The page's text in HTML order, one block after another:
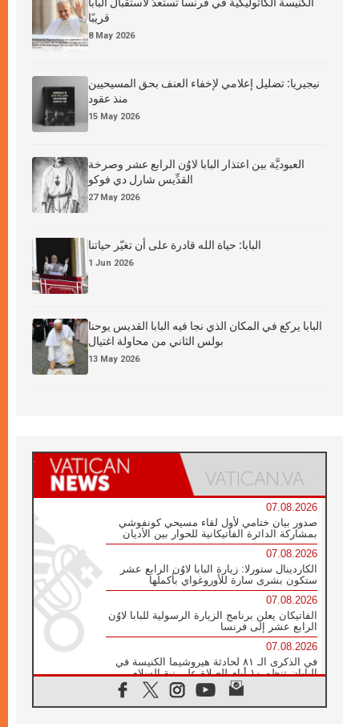
قريبًا
8 May 2026
نيجيريا: تضليل إعلامي لإخفاء العنف بحق المسيحيين
منذ عقود
15 May 2026
العبوديَّة بين اعتذار البابا لاوُن الرابع عشر وصرخة
القدِّيس شارل دي فوكو
27 May 2026
البابا: حياة الله قادرة على أن تغيّر حياتنا
1 Jun 2026
البابا يركع في المكان الذي نجا فيه البابا القديس يوحنا
بولس الثاني من محاولة اغتيال
13 May 2026
07.08.2026
صدور بيان ختامي لأول لقاء مسيحي كونفوشي
بمشاركة الدائرة الفاتيكانية للحوار بين الأديان
07.08.2026
الكاردينال ستورلا: زيارة البابا لاوُن الرابع عشر
ستكون بشرى سارة للأوروغواي بأكملها
07.08.2026
الفاتيكان يعلن برنامج الزيارة الرسولية للبابا لاوُن
الرابع عشر إلى فرنسا
07.08.2026
في الذكرى الـ ٨١ لحادثة هيروشيما الكنيسة في
اليابان تنظم ١٠ أيام للصلاة على نية السلام
الكنيسة في الأوروغواي: زيارة البابا ستعزز